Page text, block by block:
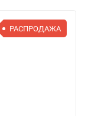
РАСПРОДАЖА